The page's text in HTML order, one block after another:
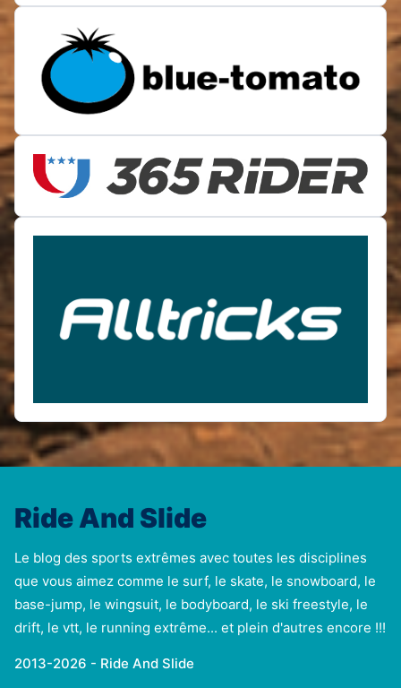
Ride And Slide
Le blog des sports extrêmes avec toutes les disciplines
que vous aimez comme le surf, le skate, le snowboard, le
base-jump, le wingsuit, le bodyboard, le ski freestyle, le
drift, le vtt, le running extrême... et plein d'autres encore !!!
2013-2026 - Ride And Slide